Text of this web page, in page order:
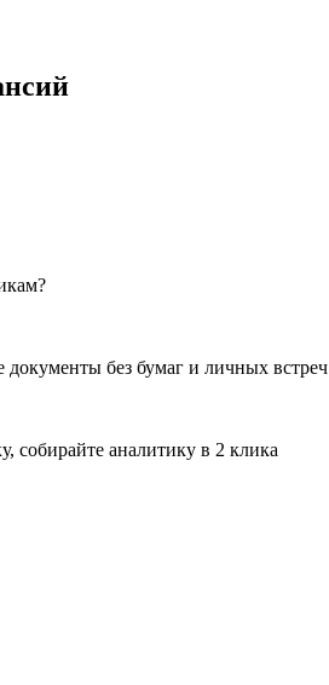
без бумаг и личных встреч
собирайте аналитику в 2 клика